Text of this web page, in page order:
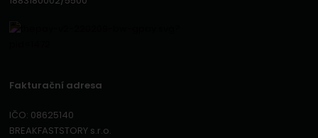
Fakturační adresa
IČO: 08625140
BREAKFASTSTORY s.r.o.